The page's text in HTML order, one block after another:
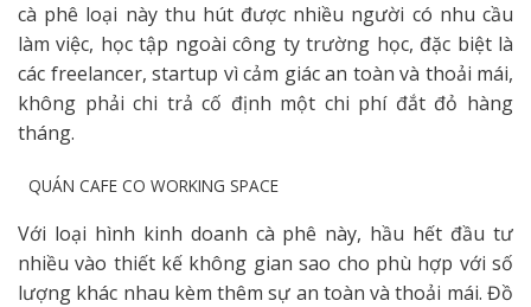
cà phê loại này thu hút được nhiều người có nhu cầu
làm việc, học tập ngoài công ty trường học, đặc biệt là
các freelancer, startup vì cảm giác an toàn và thoải mái,
không phải chi trả cố định một chi phí đắt đỏ hàng
tháng.
QUÁN CAFE CO WORKING SPACE
Với loại hình kinh doanh cà phê này, hầu hết đầu tư
nhiều vào thiết kế không gian sao cho phù hợp với số
lượng khác nhau kèm thêm sự an toàn và thoải mái. Đồ